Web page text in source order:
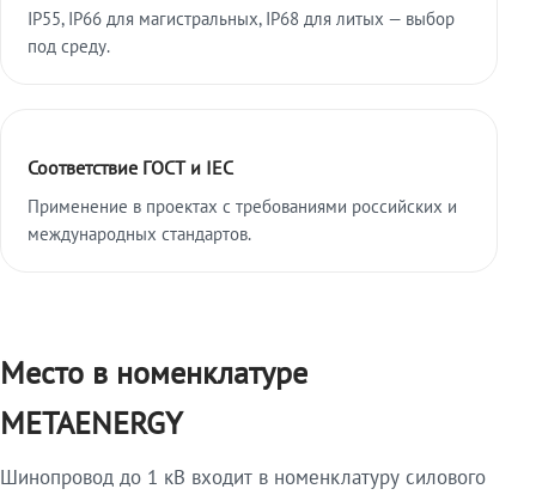
IP55, IP66 для магистральных, IP68 для литых — выбор
под среду.
Соответствие ГОСТ и IEC
Применение в проектах с требованиями российских и
международных стандартов.
Место в номенклатуре
METAENERGY
Шинопровод до 1 кВ входит в номенклатуру силового